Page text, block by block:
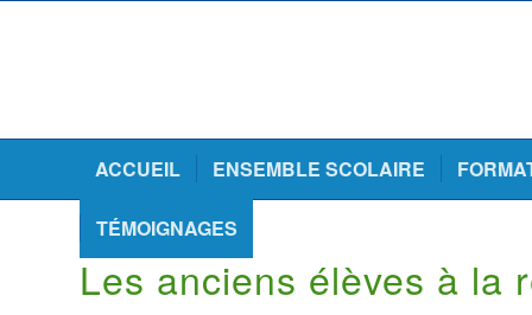
ACCUEIL ENSEMBLE SCOLAIRE
TÉMOIGNAGES
Les anciens élèves à